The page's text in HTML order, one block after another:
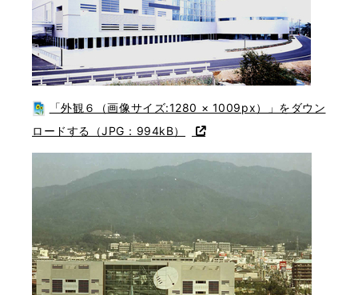
「外観６（画像サイズ:1280 × 1009px）」をダウン
ロードする（JPG：994kB）